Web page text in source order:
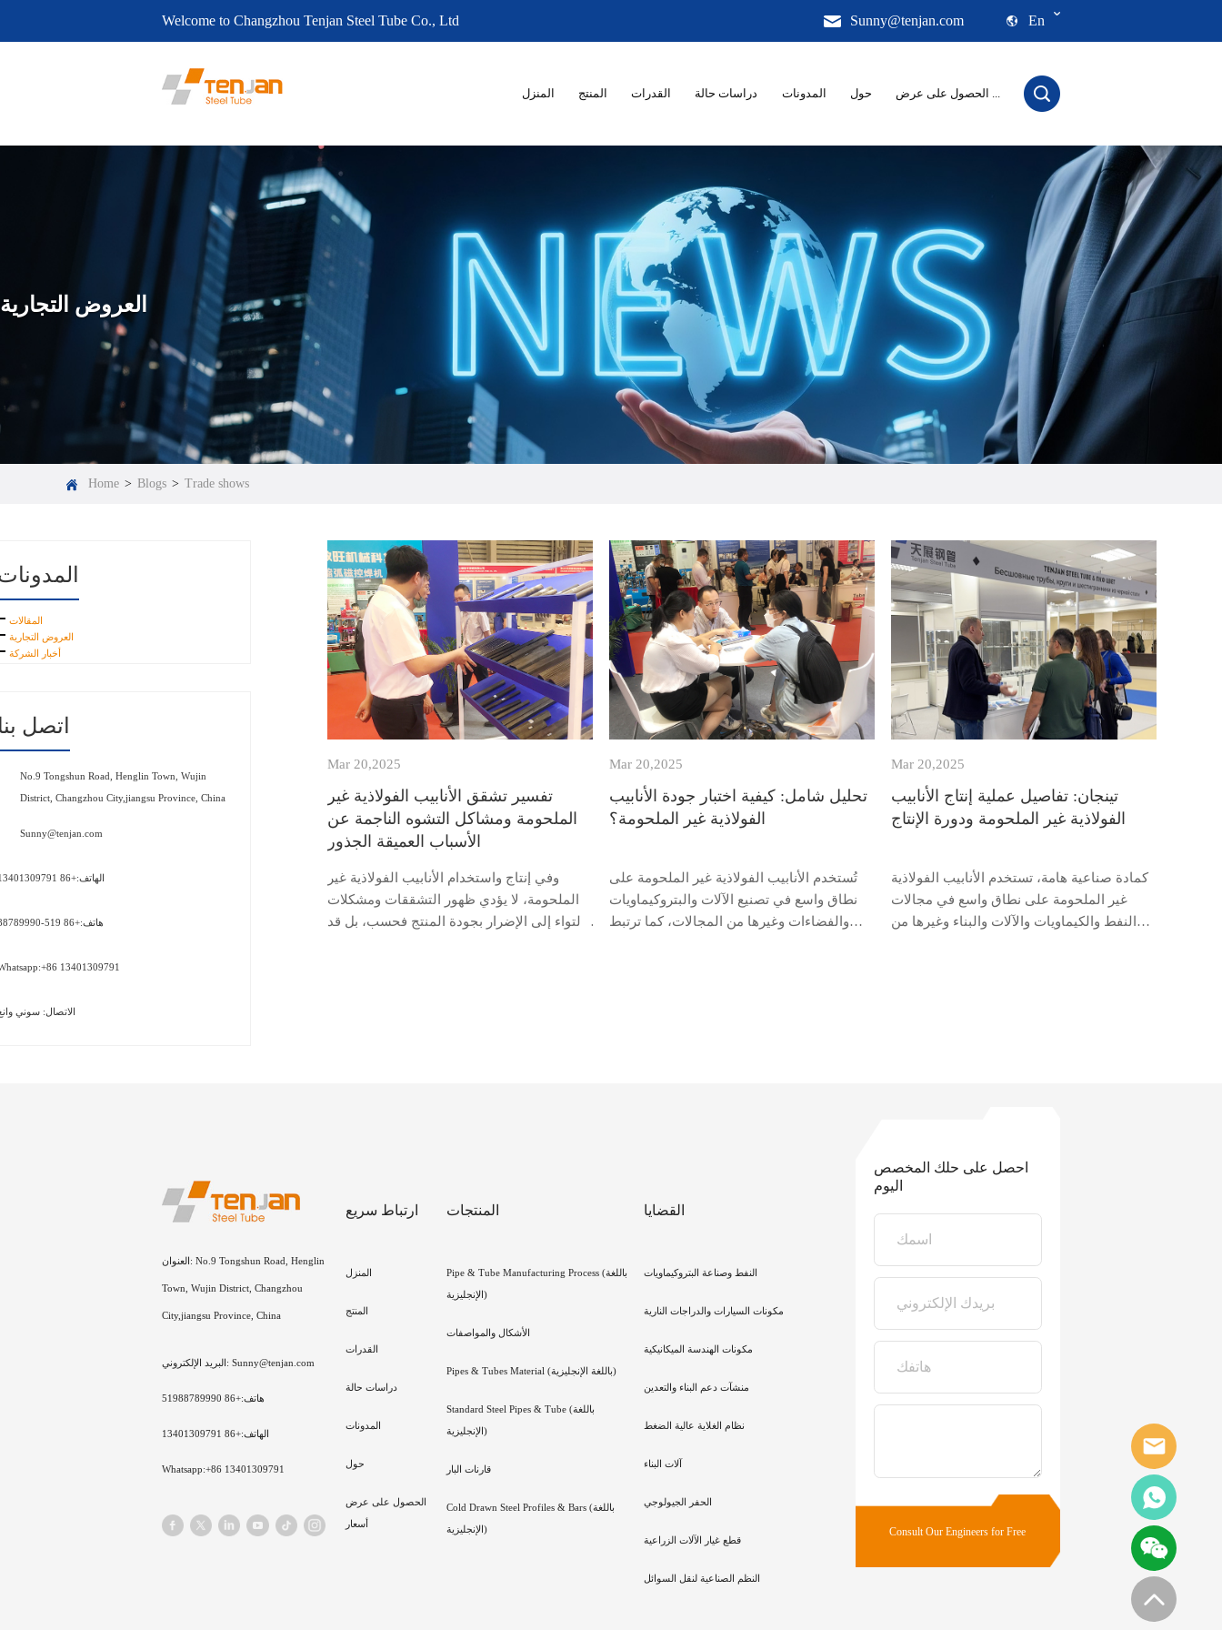
Welcome to Changzhou Tenjan Steel Tube Co., Ltd En
Sunny@tenjan.com
المنزل المنتج القدرات دراسات حالة المدونات حول الحصول على عرض ...
العروض التجارية
Home > Blogs > Trade shows
المقالات
العروض التجارية
أخبار الشركة
اتصل
No.9 Tongshun Road, Henglin Town, Wujin
District, Changzhou City,jiangsu Province, China
Sunny@tenjan.com
الهاتف:+86 13401309791
هاتف:+86 519-88789990
13401309791
الاتصال: سوني
Mar 20,2025
تفسير تشقق الأنابيب الفولاذية غير
الملحومة ومشاكل التشوه الناجمة عن
الأسباب العميقة الجذور
وفي إنتاج واستخدام الأنابيب الفولاذية غير
الملحومة، لا يؤدي ظهور التشققات ومشكلات
التواء إلى الإضرار بجودة المنتج فحسب، بل قد
Mar 20,2025
تحليل شامل: كيفية اختبار جودة الأنابيب
الفولاذية غير الملحومة؟
تُستخدم الأنابيب الفولاذية غير الملحومة على
نطاق واسع في تصنيع الآلات والبتروكيماويات
والفضاءات وغيرها من المجالات، كما ترتبط
Mar 20,2025
تينجان: تفاصيل عملية إنتاج الأنابيب
الفولاذية غير الملحومة ودورة الإنتاج
كمادة صناعية هامة، تستخدم الأنابيب الفولاذية
غير الملحومة على نطاق واسع في مجالات
النفط والكيماويات والآلات والبناء وغيرها من
العنوان: No.9 Tongshun Road, Henglin
Town, Wujin District, Changzhou
City,jiangsu Province, China
البريد الإلكتروني: Sunny@tenjan.com
هاتف:+86 51988789990
الهاتف:+86 13401309791
Whatsapp:+86 13401309791
ارتباط سريع
المنزل
المنتج
القدرات
دراسات حالة
المدونات
حول
الحصول على عرض
أسعار
المنتجات
Pipe & Tube Manufacturing Process (باللغة
الإنجليزية)
الأشكال والمواصفات
Pipes & Tubes Material (باللغة الإنجليزية)
Standard Steel Pipes & Tube (باللغة
الإنجليزية)
قارنات البار
Cold Drawn Steel Profiles & Bars (باللغة
الإنجليزية)
القضايا
النفط وصناعة البتروكيماويات
مكونات السيارات والدراجات النارية
مكونات الهندسة الميكانيكية
منشآت دعم البناء والتعدين
نظام الغلاية عالية الضغط
آلات البناء
الحفر الجيولوجي
قطع غيار الآلات الزراعية
النظم الصناعية لنقل السوائل
احصل على حلك المخصص
اليوم